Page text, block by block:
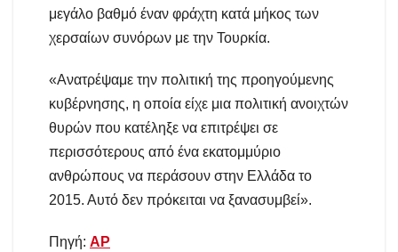
μεγάλο βαθμό έναν φράχτη κατά μήκος των
χερσαίων συνόρων με την Τουρκία.
«Ανατρέψαμε την πολιτική της προηγούμενης
κυβέρνησης, η οποία είχε μια πολιτική ανοιχτών
θυρών που κατέληξε να επιτρέψει σε
περισσότερους από ένα εκατομμύριο
ανθρώπους να περάσουν στην Ελλάδα το
2015. Αυτό δεν πρόκειται να ξανασυμβεί».
Πηγή: AP